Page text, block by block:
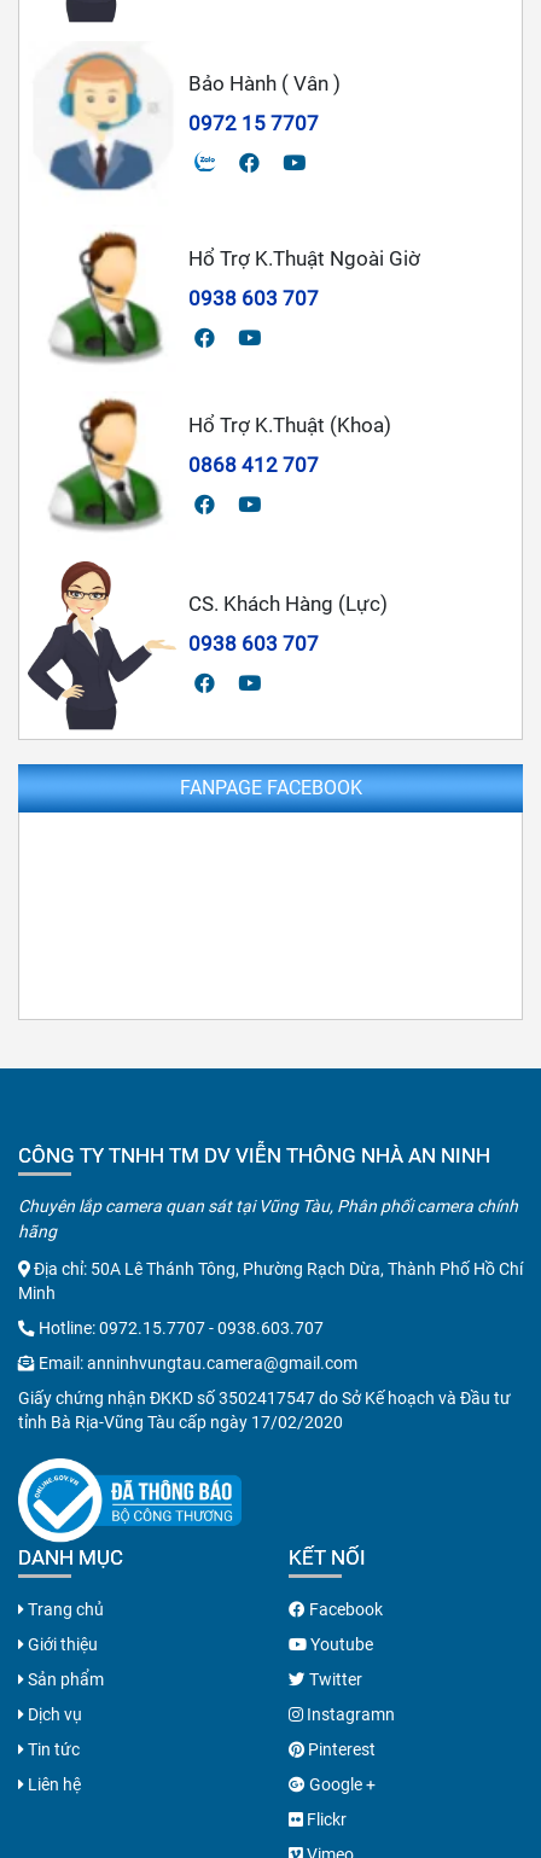
Bảo Hành ( Vân )
0972 15 7707
Hổ Trợ K.Thuật Ngoài Giờ
0938 603 707
Hổ Trợ K.Thuật (Khoa)
0868 412 707
CS. Khách Hàng (Lực)
0938 603 707
FANPAGE FACEBOOK
CÔNG TY TNHH TM DV VIỄN THÔNG NHÀ AN NINH
Chuyên lắp camera quan sát tại Vũng Tàu, Phân phối camera chính
hãng
Địa chỉ: 50A Lê Thánh Tông, Phường Rạch Dừa, Thành Phố Hồ Chí
Minh
Hotline:0972.15.7707-0938.603.707
Email:anninhvungtau.camera@gmail.com
Giấy chứng nhận ĐKKD số 3502417547 do Sở Kế hoạch và Đầu tư
tỉnh Bà Rịa-Vũng Tàu cấp ngày 17/02/2020
DANH MỤC
Trang chủ
Giới thiệu
Sản phẩm
Dịch vụ
Tin tức
Liên hệ
KẾT NỐI
Facebook
Youtube
Twitter
Instagramn
Pinterest
Google +
Flickr
Vimeo